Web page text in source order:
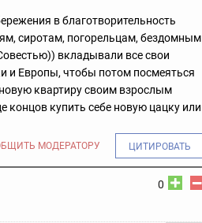
в благотворительность
сиротам, погорельцам, бездомным
вкладывали все свои
и Европы, чтобы потом посмеяться
квартиру своим взрослым
концов купить себе новую цацку или
МОДЕРАТОРУ ЦИТИРОВАТЬ
0